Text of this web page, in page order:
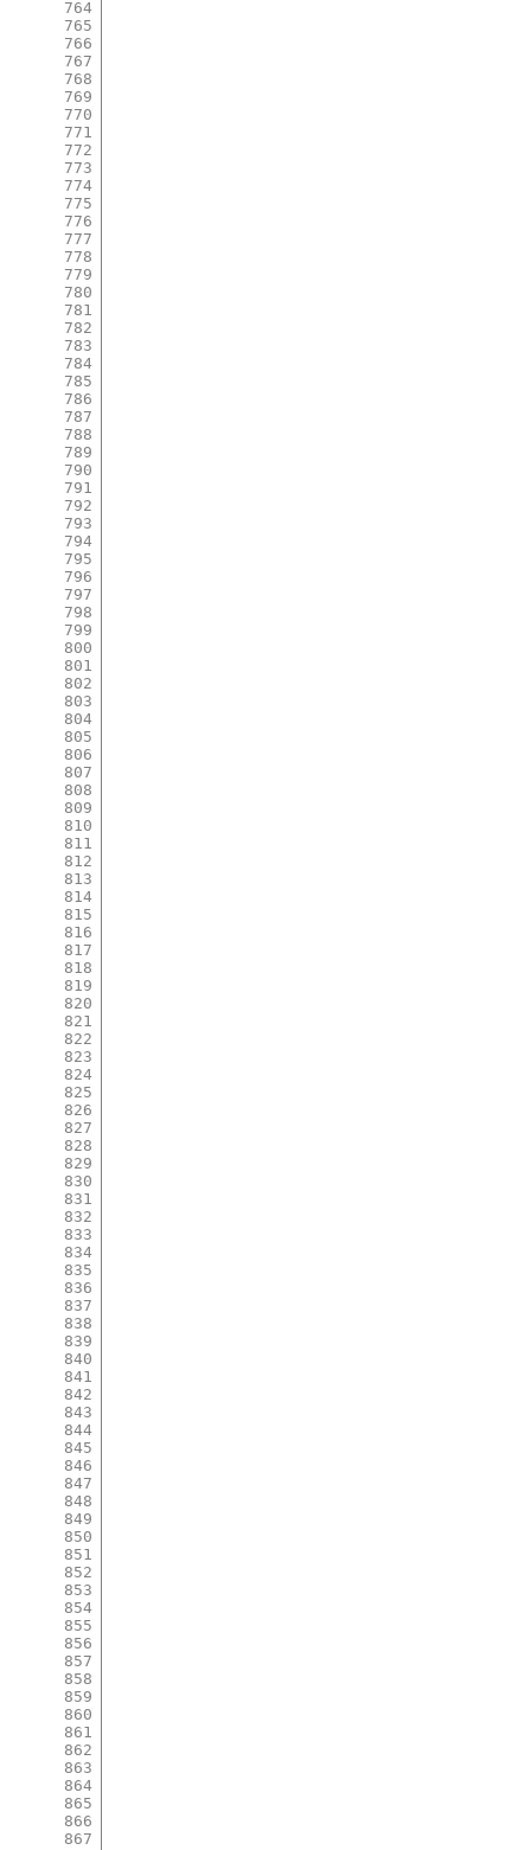
764
765
766
767
768
769
770
771
772
773
774
775
776
777
778
779
780
781
782
783
784
785
786
787
788
789
790
791
792
793
794
795
796
797
798
799
800
801
802
803
804
805
806
807
808
809
810
811
812
813
814
815
816
817
818
819
820
821
822
823
824
825
826
827
828
829
830
831
832
833
834
835
836
837
838
839
840
841
842
843
844
845
846
847
848
849
850
851
852
853
854
855
856
857
858
859
860
861
862
863
864
865
866
867